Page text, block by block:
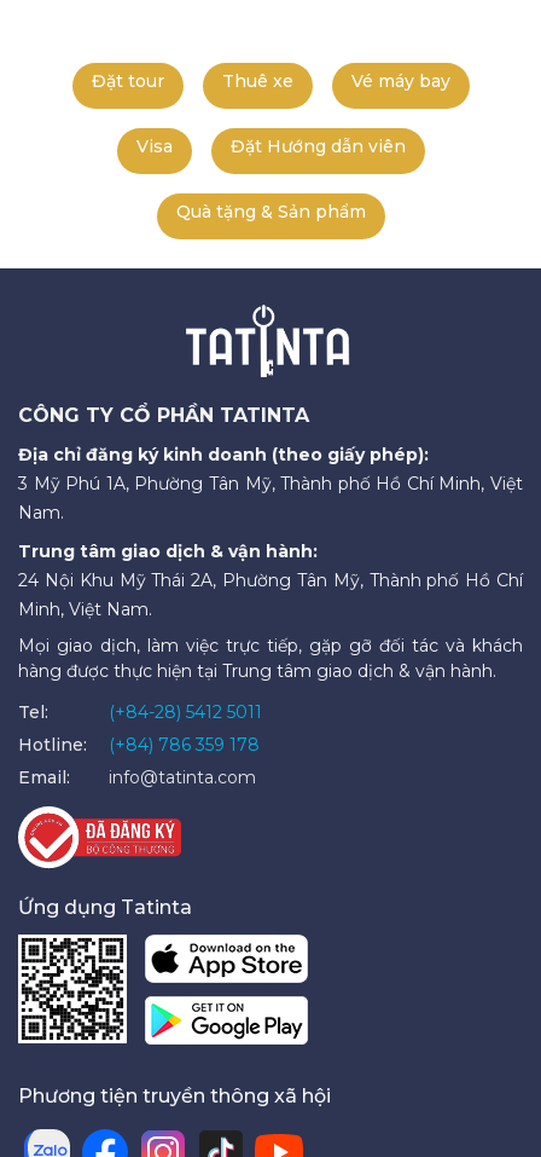
Đặt tour Thuê xe Vé máy bay
Visa Đặt Hướng dẫn viên
Quà tặng & Sản phẩm
CÔNG TY CỔ PHẦN TATINTA
Địa chỉ đăng ký kinh doanh (theo giấy phép):
3 Mỹ Phú 1A, Phường Tân Mỹ, Thành phố Hồ Chí Minh, Việt
Nam.
Trung tâm giao dịch & vận hành:
24 Nội Khu Mỹ Thái 2A, Phường Tân Mỹ, Thành phố Hồ Chí
Minh, Việt Nam.
Mọi giao dịch, làm việc trực tiếp, gặp gỡ đối tác và khách
hàng được thực hiện tại Trung tâm giao dịch & vận hành.
Tel:
(+84-28) 5412 5011
Hotline:
(+84) 786 359 178
Email:
info@tatinta.com
Ứng dụng Tatinta
Phương tiện truyền thông xã hội